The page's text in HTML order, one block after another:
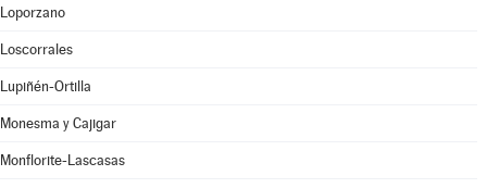
Loporzano
Loscorrales
Lupiñén-Ortilla
Monesma y Cajigar
Monflorite-Lascasas